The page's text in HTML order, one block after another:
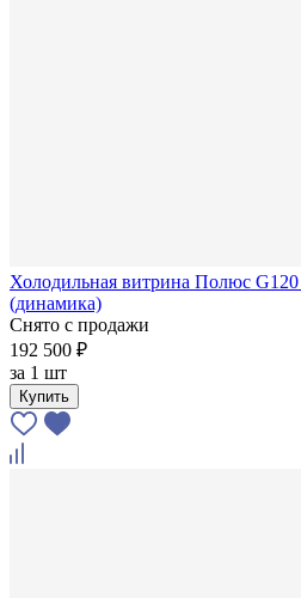
Холодильная витрина Полюс
(динамика)
Снято с продажи
192 500 ₽
за 1 шт
Купить